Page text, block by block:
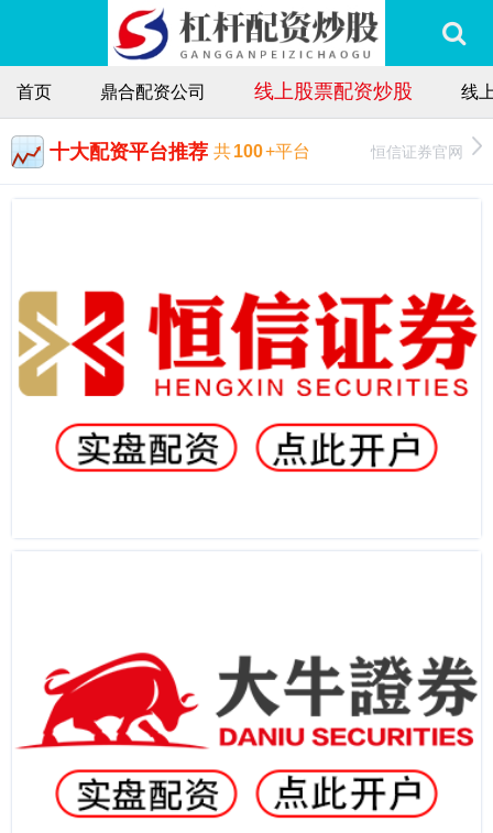
首页 鼎合配资公司 线上股票配资炒股 线
十大配资平台推荐 共100+平台 恒信证券官网